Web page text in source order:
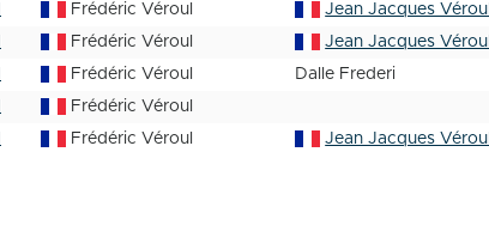
Frédéric Véroul Jean Jacques Véroul
Frédéric Véroul Jean Jacques Véroul
Frédéric Véroul Dalle Frederi
Frédéric Véroul
Frédéric Véroul Jean Jacques Véroul